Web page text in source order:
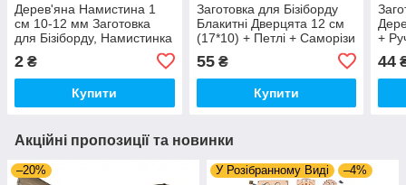
Дерев'яна Намистина 1
см 10-12 мм Заготовка
для Бізіборду, Намистинка
2 ₴
Купити
Заготовка для Бізіборду
Блакитні Дверцята 12 см
(17*10) + Петлі + Саморізи
бізікуба
55₴
Купити
+
44
Акційні пропозиції та новинки
–20% У Розібранному Виді –4%